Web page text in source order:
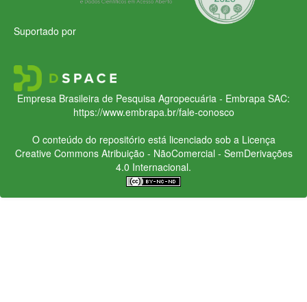
Suportado por
Empresa Brasileira de Pesquisa Agropecuária - Embrapa SAC:
https://www.embrapa.br/fale-conosco
O conteúdo do repositório está licenciado sob a Licença
Creative CommonsAtribuição - NãoComercial - SemDerivações
4.0 Internacional.